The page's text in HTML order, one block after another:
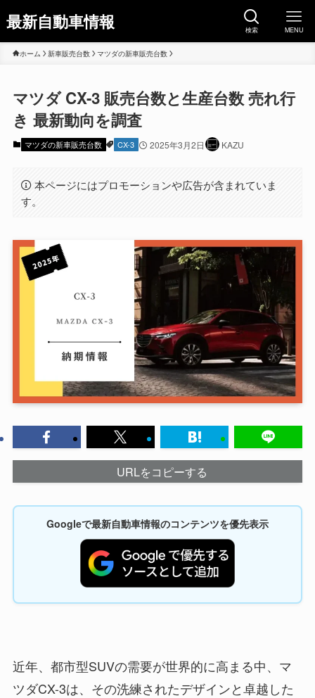
最新自動車情報 検索 MENU
ホーム 新車販売台数 マツダの新車販売台数
マツダ CX-3 販売台数と生産台数 売れ行
き 最新動向を調査
マツダの新車販売台数 CX-3 2025年3月2日 KAZU
本ページにはプロモーションや広告が含まれていま
す。
URLをコピーする
Googleで最新自動車情報のコンテンツを優先表示
近年、都市型SUVの需要が世界的に高まる中、マ
ツダCX-3は、その洗練されたデザインと卓越した